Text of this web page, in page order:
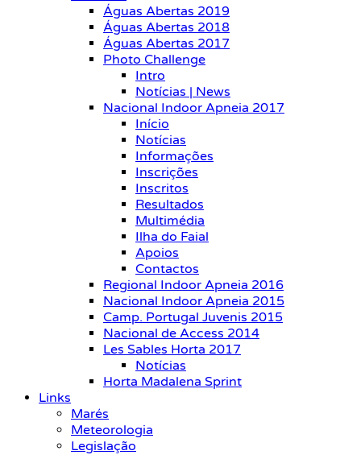
Águas Abertas 2019
Águas Abertas 2018
Águas Abertas 2017
Photo Challenge
Intro
Notícias | News
Nacional Indoor Apneia 2017
Início
Notícias
Informações
Inscrições
Inscritos
Resultados
Multimédia
Ilha do Faial
Apoios
Contactos
Regional Indoor Apneia 2016
Nacional Indoor Apneia 2015
Camp. Portugal Juvenis 2015
Nacional de Access 2014
Les Sables Horta 2017
Notícias
Horta Madalena Sprint
Links
Marés
Meteorologia
Legislação